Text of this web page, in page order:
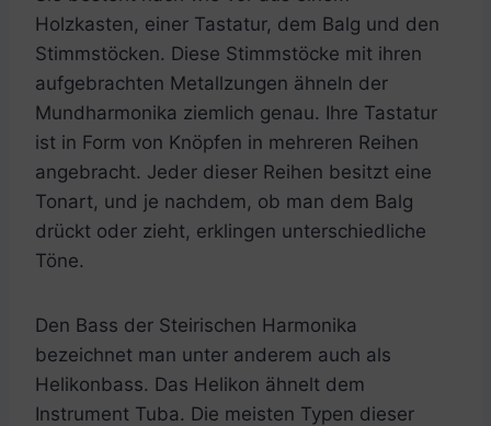
Holzkasten, einer Tastatur, dem Balg und den
Stimmstöcken. Diese Stimmstöcke mit ihren
aufgebrachten Metallzungen ähneln der
Mundharmonika ziemlich genau. Ihre Tastatur
ist in Form von Knöpfen in mehreren Reihen
angebracht. Jeder dieser Reihen besitzt eine
Tonart, und je nachdem, ob man dem Balg
drückt oder zieht, erklingen unterschiedliche
Töne.
Den Bass der Steirischen Harmonika
bezeichnet man unter anderem auch als
Helikonbass. Das Helikon ähnelt dem
Instrument Tuba. Die meisten Typen dieser